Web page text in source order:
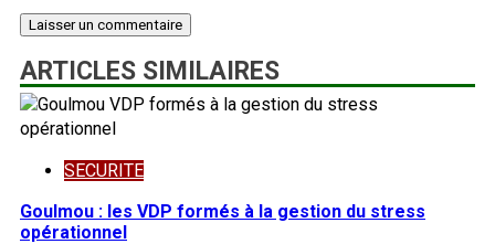
ARTICLES SIMILAIRES
SECURITE
Goulmou : les VDP formés à la gestion du stress
opérationnel